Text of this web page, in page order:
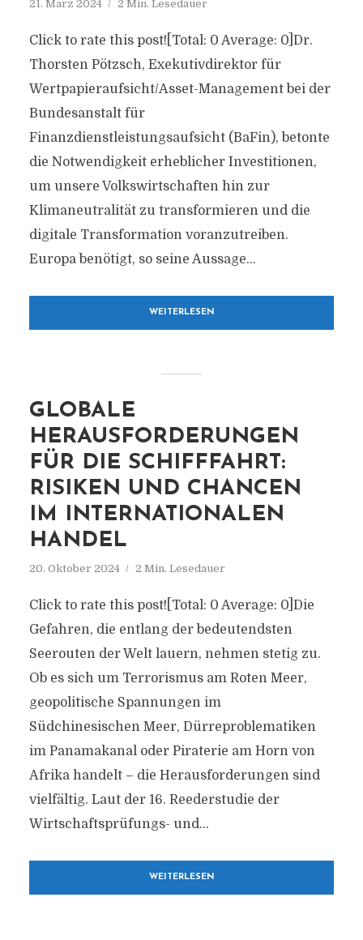
21. März 2024 2 Min. Lesedauer
Click to rate this post![Total: 0 Average: 0]Dr.
Thorsten Pötzsch, Exekutivdirektor für
Wertpapieraufsicht/Asset-Management bei der
Bundesanstalt für
Finanzdienstleistungsaufsicht (BaFin), betonte
die Notwendigkeit erheblicher Investitionen,
um unsere Volkswirtschaften hin zur
Klimaneutralität zu transformieren und die
digitale Transformation voranzutreiben.
Europa benötigt, so seine Aussage...
WEITERLESEN
GLOBALE
HERAUSFORDERUNGEN
FÜR DIE SCHIFFFAHRT:
RISIKEN UND CHANCEN
IM INTERNATIONALEN
HANDEL
20. Oktober 2024 2 Min. Lesedauer
Click to rate this post![Total: 0 Average: 0]Die
Gefahren, die entlang der bedeutendsten
Seerouten der Welt lauern, nehmen stetig zu.
Ob es sich um Terrorismus am Roten Meer,
geopolitische Spannungen im
Südchinesischen Meer, Dürreproblematiken
im Panamakanal oder Piraterie am Horn von
Afrika handelt – die Herausforderungen sind
vielfältig. Laut der 16. Reederstudie der
Wirtschaftsprüfungs- und...
WEITERLESEN